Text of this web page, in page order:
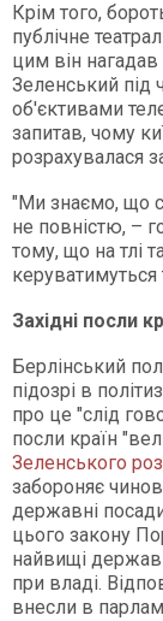
Крім того,
публічне
цим він
Зеленський під
об'єктивами
запитав, чому
розрахувалася
"Ми знаємо, що
не повністю, –
тому, що на тлі
Західні посли
Берлінський
підозрі в
про це "слід
посли країн
Зеленського
забороняє
державні
цього закону
найвищі
при владі.
внесли в